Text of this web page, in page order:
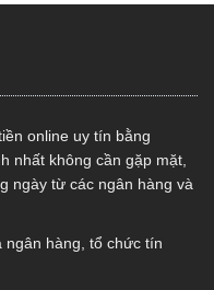
online uy tín bằng
nhất không cần gặp mặt,
ngày từ các ngân hàng và
ngân hàng, tổ chức tín